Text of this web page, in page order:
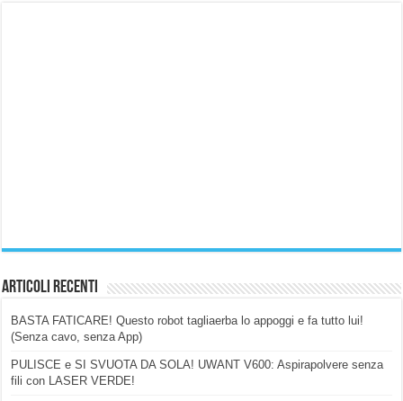
Articoli Recenti
BASTA FATICARE! Questo robot tagliaerba lo appoggi e fa tutto lui!
(Senza cavo, senza App)
PULISCE e SI SVUOTA DA SOLA! UWANT V600: Aspirapolvere senza
fili con LASER VERDE!